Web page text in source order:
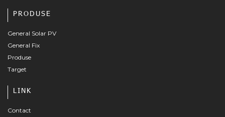
PRODUSE
General Solar PV
General Fix
Produse
Target
LINK
Contact